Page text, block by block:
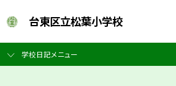
台東区立松葉小学校
学校日記メニュー